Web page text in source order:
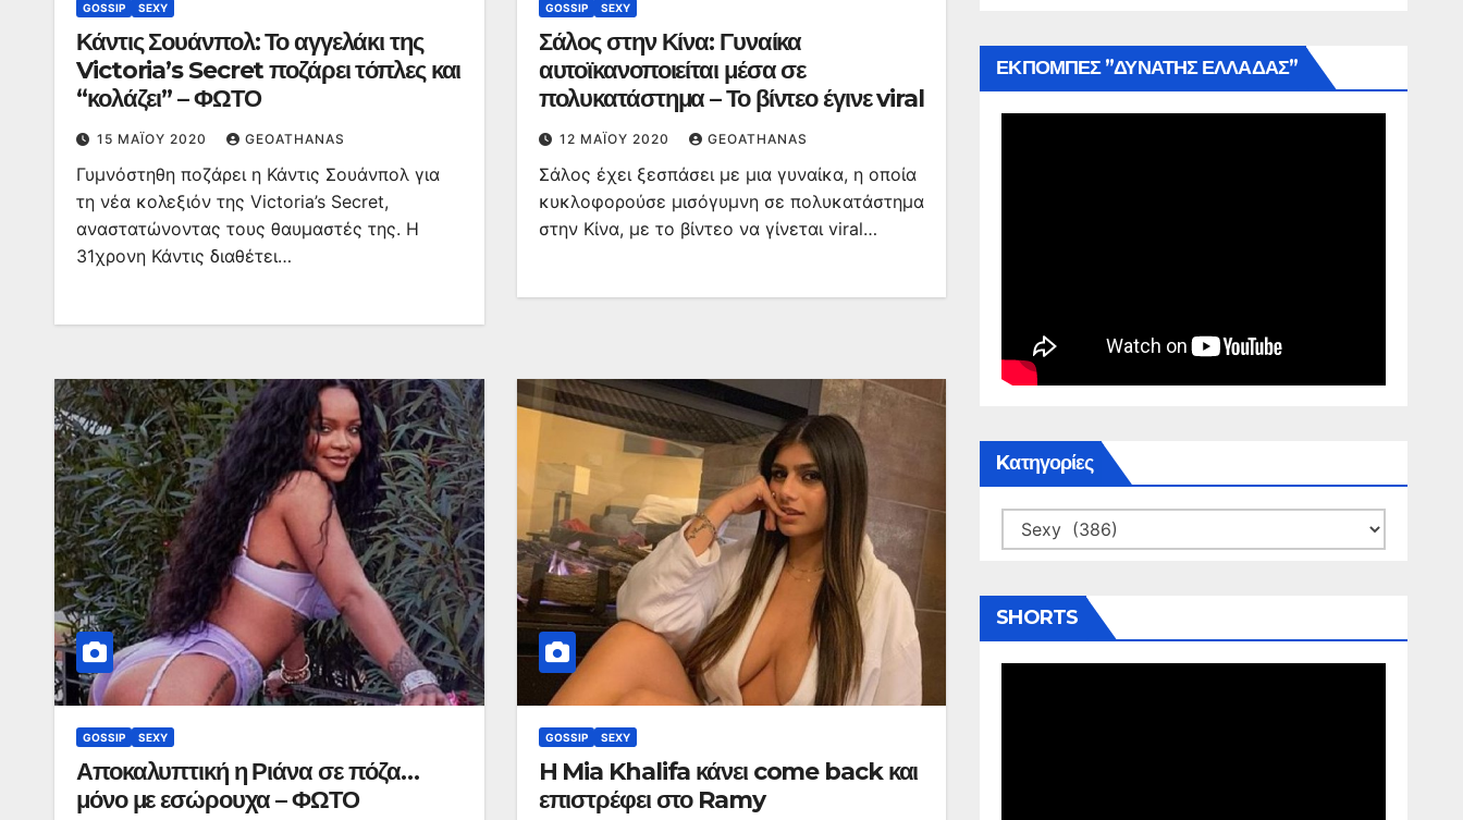
GOSSIP SEXY
Κάντις Σουάνπολ: Το αγγελάκι της
Victoria’s Secret ποζάρει τόπλες και
“κολάζει” – ΦΩΤΟ
15 ΜΑΪ́ΟΥ 2020 GEOATHANAS
Γυμνόστηθη ποζάρει η Κάντις Σουάνπολ για
τη νέα κολεξιόν της Victoria’s Secret,
αναστατώνοντας τους θαυμαστές της. Η
31χρονη Κάντις διαθέτει…
GOSSIP SEXY
Σάλος στην Κίνα: Γυναίκα
αυτοϊκανοποιείται μέσα σε
πολυκατάστημα – Το βίντεο έγινε viral
12 ΜΑΪ́ΟΥ 2020 GEOATHANAS
Σάλος έχει ξεσπάσει με μια γυναίκα, η οποία
κυκλοφορούσε μισόγυμνη σε πολυκατάστημα
στην Κίνα, με το βίντεο να γίνεται viral…
GOSSIP SEXY
Αποκαλυπτική η Ριάνα σε πόζα…
μόνο με εσώρουχα – ΦΩΤΟ
GOSSIP SEXY
H Mia Khalifa κάνει come back και
επιστρέφει στο Ramy
ΕΚΠΟΜΠΕΣ ”ΔΥΝΑΤΗΣ ΕΛΛΑΔΑΣ”
Kατηγορίες
Kατηγορίες
SHORTS